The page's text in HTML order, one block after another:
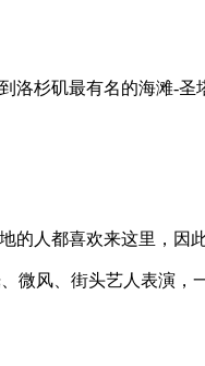
洛杉矶最有名的海滩-圣
的人都喜欢来这里，因
微风、街头艺人表演，